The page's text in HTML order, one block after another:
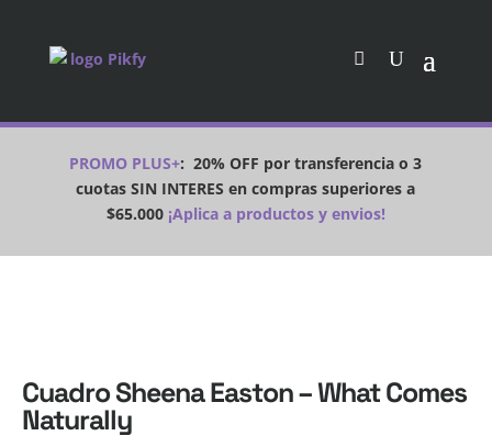
PROMO PLUS+:20% OFF por transferencia o 3
cuotas SIN INTERES en compras superiores a
$65.000¡Aplica a productos y envios!
Cuadro Sheena Easton – What Comes
Naturally